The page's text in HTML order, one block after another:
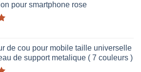
pour smartphone rose
de cou pour mobile taille universelle
de support metalique ( 7 couleurs )